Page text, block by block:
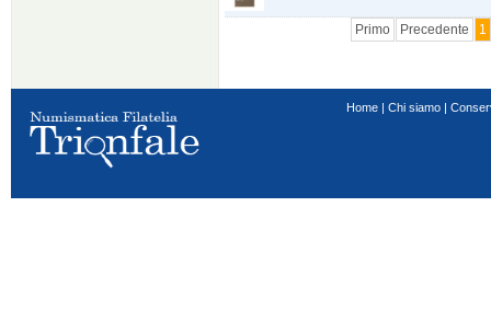
Primo Precedente 1
Home | Chi siamo |